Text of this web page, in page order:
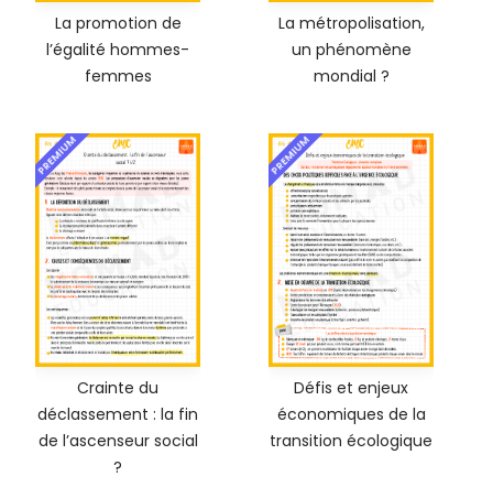
La promotion de
l’égalité hommes-
femmes
La métropolisation,
un phénomène
mondial ?
PREMIUM
Crainte du
déclassement : la fin
de l’ascenseur social
?
PREMIUM
Défis et enjeux
économiques de la
transition écologique